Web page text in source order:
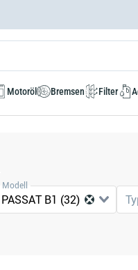
Motoröl Bremsen Filter
Modell
PASSAT B1 (32)